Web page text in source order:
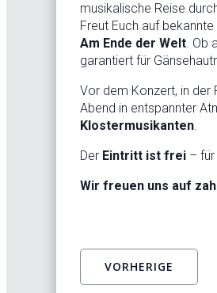
musikalische Reise
Freut Euch auf
Am Ende der Welt. Ob
garantiert für
Vor dem Konzert, in der
Abend in entspannter
Klostermusikanten.
Der Eintritt ist frei – für
Wir freuen uns auf
VORHERIGE